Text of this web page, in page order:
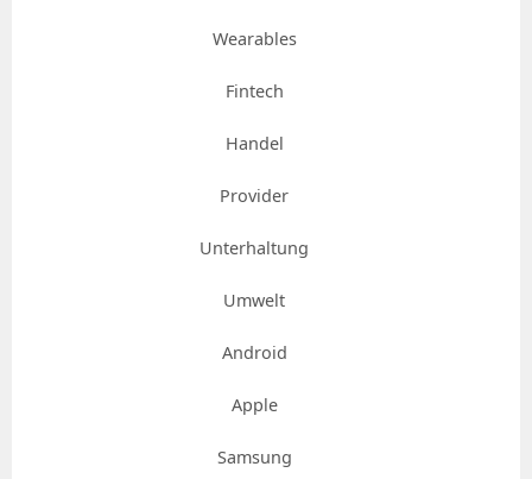
Wearables
Fintech
Handel
Provider
Unterhaltung
Umwelt
Android
Apple
Samsung